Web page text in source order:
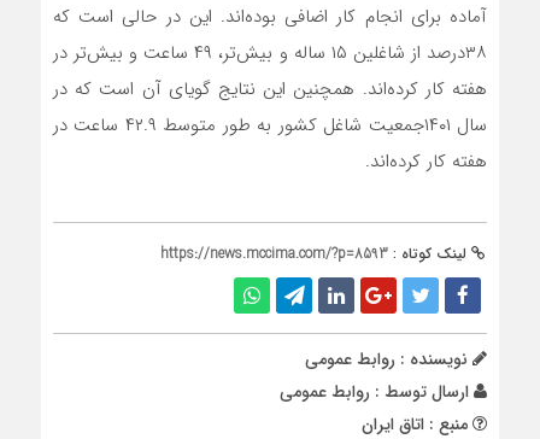
آماده برای انجام کار اضافی بوده‌اند. این در حالی است که
٣٨درصد از شاغلین ١۵ ساله و بیش‌تر، ۴٩ ساعت و بیش‌تر در
هفته کار کرده‌اند. همچنین این نتایج گویای آن است که در
سال ١۴٠١جمعیت شاغل کشور به طور متوسط ۴٢.٩ ساعت در
هفته کار کرده‌اند.
لینک کوتاه : https://news.mccima.com/?p=8593
نویسنده : روابط عمومی
ارسال توسط : روابط عمومی
منبع : اتاق ایران